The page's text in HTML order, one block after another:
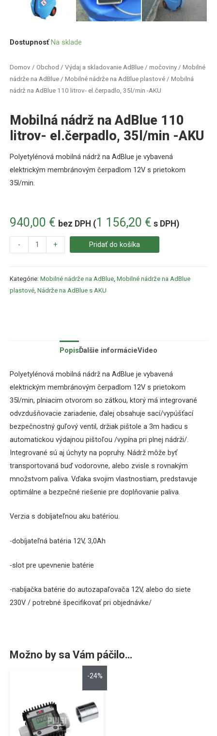
Domov / Obchod / Výdaj a skladovanie AdBlue / močoviny / Mobilné
nádrže na AdBlue / Mobilné nádrže na AdBlue plastové / Mobilná
nádrž na AdBlue 110 litrov- el.čerpadlo, 35l/min -AKU
Mobilná nádrž na AdBlue 110
litrov- el.čerpadlo, 35l/min -AKU
940,00 € bez DPH (1 156,20 € s DPH)
Polyetylénová mobilná nádrž na AdBlue je vybavená
elektrickým membránovým čerpadlom 12V s prietokom
35l/min.
Dostupnosť Na sklade
- + Pridať do košíka
Kategórie: Mobilné nádrže na AdBlue, Mobilné nádrže na AdBlue
plastové, Nádrže na AdBlue s AKU
PopisĎalšie informácieVideo
Polyetylénová mobilná nádrž na AdBlue je vybavená
elektrickým membránovým čerpadlom 12V s prietokom
35l/min, plniacim otvorom so zátkou, ktorý má integrované
odvzdušňovacie zariadenie, ďalej obsahuje sací/vypúšťací
bezpečnostný guľový ventil, držiak pištole a 3m hadicu s
automatickou výdajnou pištoľou /vypína pri plnej nádrži/.
Integrované sú aj úchyty na popruhy. Nádrž môže byť
transportovaná buď vodorovne, alebo zvisle s rovnakým
množstvom paliva. Vďaka svojim vlastnostiam, predstavuje
optimálne a bezpečné riešenie pre doplňovanie paliva.
Verzia s dobíjateľnou aku batériou.
-dobíjateľná batéria 12V, 3,0Ah
-slot pre upevnenie batérie
-nabíjačka batérie do autozapaľovača 12V, alebo do siete
230V / potrebné špecifikovať pri objednávke/
Možno by sa Vám páčilo…
-24%